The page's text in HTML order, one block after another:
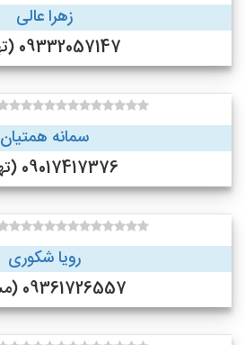
زهرا عالی
09332057147 (تهران)
سمانه همتیان
09017417376 (تهران)
رویا شکوری
09361726557 (مشهد )